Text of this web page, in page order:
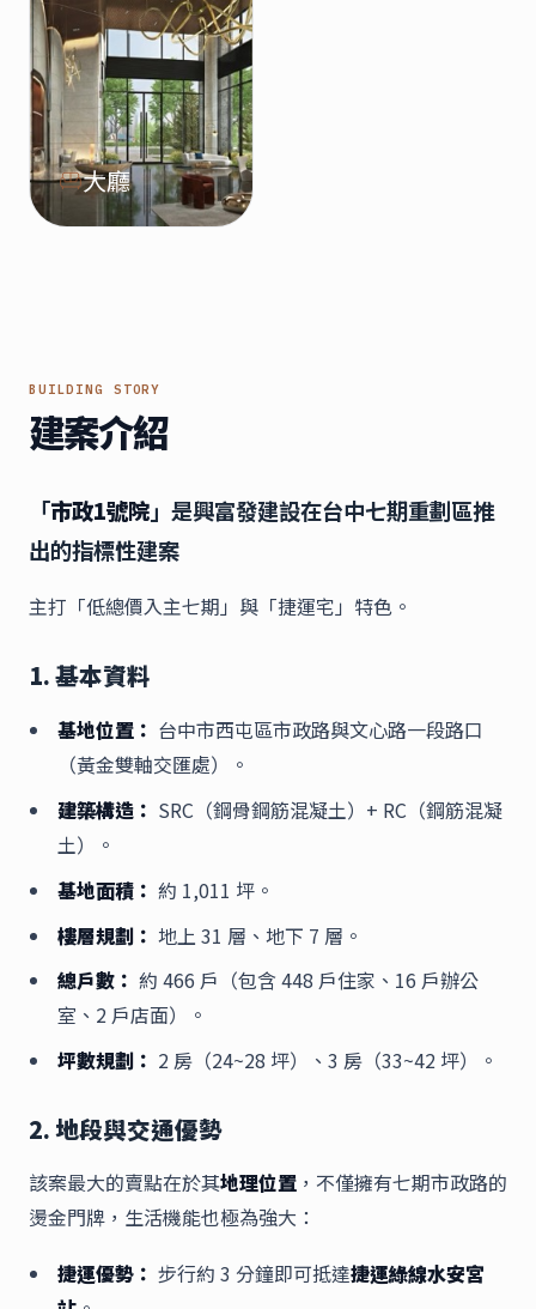
大廳
BUILDING STORY
建案介紹
「市政1號院」是興富發建設在台中七期重劃區推
出的指標性建案
主打「低總價入主七期」與「捷運宅」特色。
1. 基本資料
基地位置： 台中市西屯區市政路與文心路一段路口
（黃金雙軸交匯處）。
建築構造： SRC（鋼骨鋼筋混凝土）+ RC（鋼筋混凝
土）。
基地面積： 約 1,011 坪。
樓層規劃： 地上 31 層、地下 7 層。
總戶數： 約 466 戶（包含 448 戶住家、16 戶辦公
室、2 戶店面）。
坪數規劃： 2 房（24~28 坪）、3 房（33~42 坪）。
2. 地段與交通優勢
該案最大的賣點在於其地理位置 ，不僅擁有七期市政路的
燙金門牌，生活機能也極為強大：
捷運優勢： 步行約 3 分鐘即可抵達捷運綠線水安宮